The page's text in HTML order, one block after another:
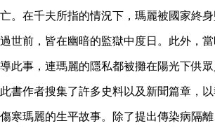
亡。在千夫所指的情況下，瑪麗被國家終
過世前，皆在幽暗的監獄中度日。此外，
導此事，連瑪麗的隱私都被攤在陽光下供眾
此書作者搜集了許多史料以及新聞篇章，
傷寒瑪麗的生平故事。除了提出傳染病隔